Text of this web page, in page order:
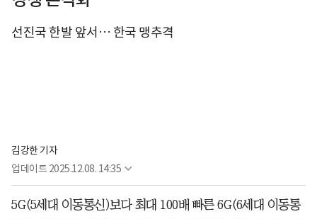
선진국 한발 앞서… 한국 맹추격
김강한 기자
업데이트 2025.12.08. 14:35
5G(5세대 이동통신)보다 최대 100배 빠른 6G(6세대 이동통